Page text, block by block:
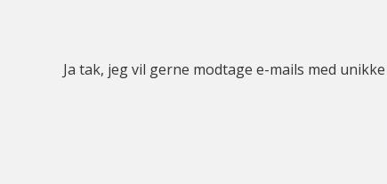
Ja tak, jeg vil gerne modtage e-mails med